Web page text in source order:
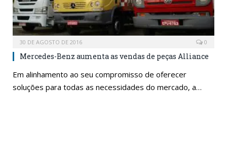
30 DE AGOSTO DE 2016 0
Mercedes-Benz aumenta as vendas de peças Alliance
Em alinhamento ao seu compromisso de oferecer
soluções para todas as necessidades do mercado, a…